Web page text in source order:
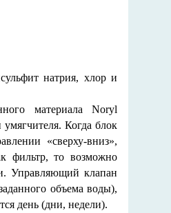
натрия, хлор и
материала Noryl
Когда блок
«сверху-вниз»,
фильтр, то возможно
Управляющий клапан
объема воды),
день (дни, недели).